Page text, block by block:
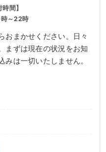
時間】
～22時
おまかせください。日々
まずは現在の状況をお知
は一切いたしません。